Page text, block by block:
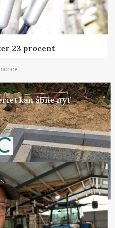
23 procent
kan åbne nyt